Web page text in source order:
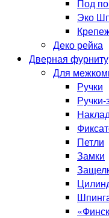
Под
Эко
Деко рейка
Дверная
Для
Ручки
Петли
Замки